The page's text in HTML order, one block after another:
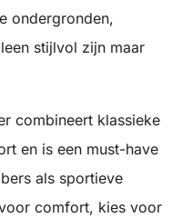
ondergronden,
stijlvol zijn maar
combineert klassieke
en is een must-have
als sportieve
comfort, kies voor